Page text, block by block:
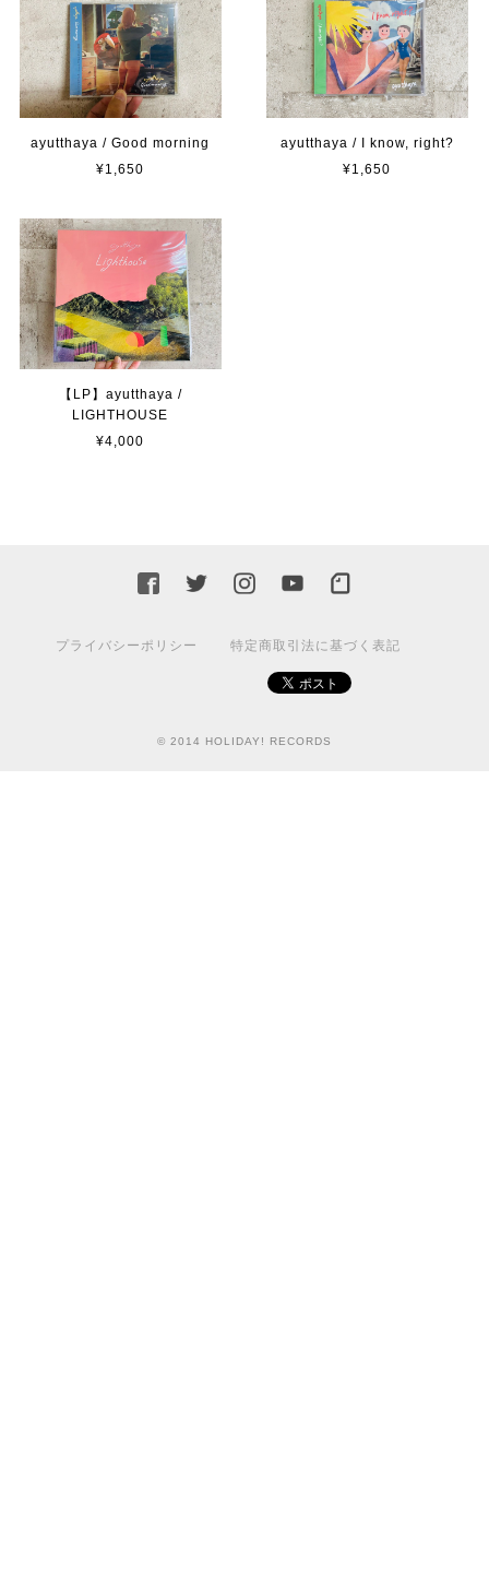
ayutthaya / Good morning
¥1,650
ayutthaya / I know, right?
¥1,650
【LP】ayutthaya /
LIGHTHOUSE
¥4,000
プライバシーポリシー 特定商取引法に基づく表記
© 2014 HOLIDAY! RECORDS